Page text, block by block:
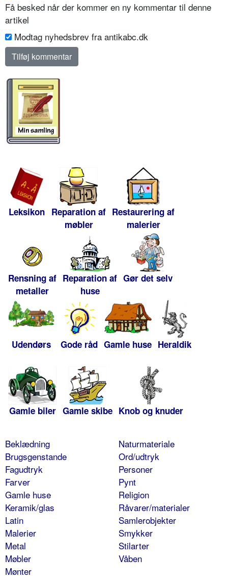
Få besked når der kommer en ny kommentar til denne
artikel
Modtag nyhedsbrev fra antikabc.dk
Leksikon Reparation af
møbler
Restaurering af
malerier
Rensning af
metaller
Reparation af
huse
Gør det selv
Udendørs Gode råd Gamle huse Heraldik
Gamle biler Gamle skibe Knob og knuder
Beklædning
Brugsgenstande
Fagudtryk
Farver
Gamle huse
Keramik/glas
Latin
Malerier
Metal
Møbler
Mønter
Naturmateriale
Ord/udtryk
Personer
Pynt
Religion
Råvarer/materialer
Samlerobjekter
Smykker
Stilarter
Våben